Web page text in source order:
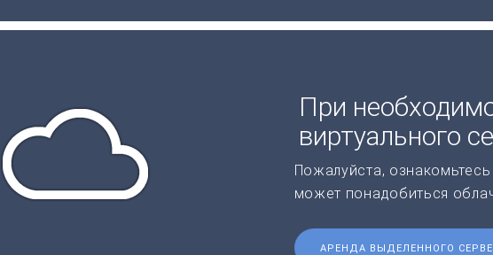
При
виртуального
Пожалуйста,
может понадобиться
АРЕНДА ВЫДЕЛЕННОГО